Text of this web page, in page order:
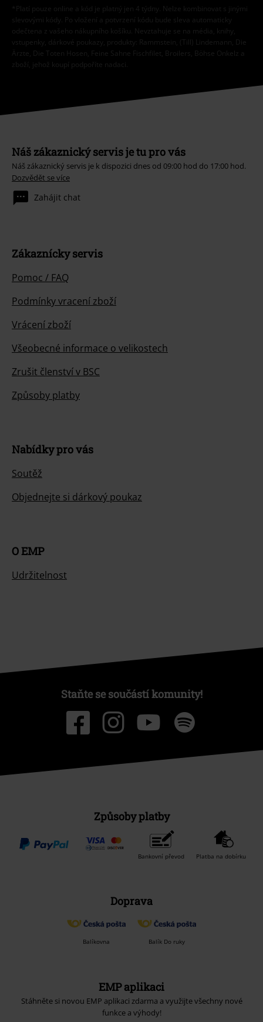
*Platí pouze online a kód je platný jen 4 týdny. Nelze kombinovat s jinými
slevovými kódy. Po vložení a potvrzení kódu bude sleva automaticky
odečtena z vašeho nákupního košíku. Nevztahuje se na média, knihy,
vstupenky, dárkové poukazy, produkty: Rammstein, (Till) Lindemann, Die
Ärzte, Die Toten Hosen, Feine Sahne Fischfilet, Broilers, Böhse Onkelz a
zboží, jehož koupí podpoříte nadaci.
Náš zákaznický servis je tu pro vás
Náš zákaznický servis je k dispozici dnes od 09:00 hod do 17:00 hod.
Dozvědět se více
Zahájit chat
Zákaznícky servis
Pomoc / FAQ
Podmínky vracení zboží
Vrácení zboží
Všeobecné informace o velikostech
Zrušit členství v BSC
Způsoby platby
Nabídky pro vás
Soutěž
Objednejte si dárkový poukaz
O EMP
Udržitelnost
Staňte se součástí komunity!
Způsoby platby
Bankovní převod Platba na dobírku
Doprava
Balíkovna Balík Do ruky
EMP aplikaci
Stáhněte si novou EMP aplikaci zdarma a využijte všechny nové
funkce a výhody!